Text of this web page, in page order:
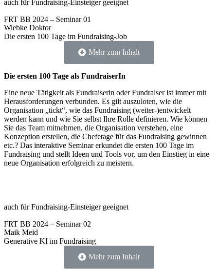
auch für Fundraising-Einsteiger geeignet
FRT BB 2024 – Seminar 01
Wiebke Doktor
Die ersten 100 Tage im Fundraising-Job
Mehr zum Inhalt
Die ersten 100 Tage als FundraiserIn
Eine neue Tätigkeit als Fundraiserin oder Fundraiser ist immer mit
Herausforderungen verbunden. Es gilt auszuloten, wie die
Organisation „tickt“, wie das Fundraising (weiter-)entwickelt
werden kann und wie Sie selbst Ihre Rolle definieren. Wie können
Sie das Team mitnehmen, die Organisation verstehen, eine
Konzeption erstellen, die Chefetage für das Fundraising gewinnen
etc.? Das interaktive Seminar erkundet die ersten 100 Tage im
Fundraising und stellt Ideen und Tools vor, um den Einstieg in eine
neue Organisation erfolgreich zu meistern.
auch für Fundraising-Einsteiger geeignet
FRT BB 2024 – Seminar 02
Maik Meid
Generative KI im Fundraising
Mehr zum Inhalt